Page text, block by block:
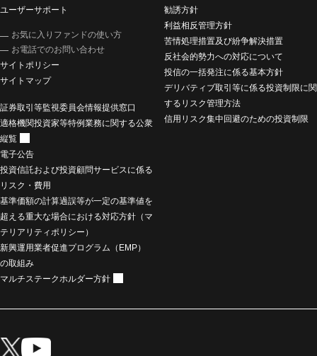
ユーザーサポート
お気に入りファンドの使い方
お電話でのお問い合わせ
サイトポリシー
サイトマップ
勧誘方針
利益相反管理方針
苦情処理措置及び紛争解決措置
反社会的勢力への対応について
投信の一括発注に係る基本方針
デリバティブ取引等に係る投資制限に関
するリスク管理方法
信用リスク集中回避のための投資制限
証券取引等監視委員会情報提供窓口
適格機関投資家等特例業務に関する公衆
縦覧
電子公告
投資信託および投資顧問サービスに係る
リスク・費用
基準価額の計算過誤等が一定の基準値を
超える重大な場合における対応方針（マ
テリアリティポリシー）
新興運用業者促進プログラム（EMP）
の取組み
マルチステークホルダー方針